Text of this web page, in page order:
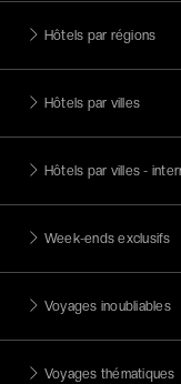
Hôtels par régions
Hôtels par villes
Hôtels par villes -
Week-ends exclusifs
Voyages inoubliables
Voyages thématiques